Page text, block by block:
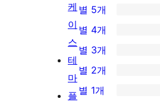
0/5-
별
점
후
기
별 5개
1/4-
별
점
후
별 4개
0/3-
별
점
별 3개
0/2-
별
별 2개
0/1-
별 1개
케
이
스
테
마
플